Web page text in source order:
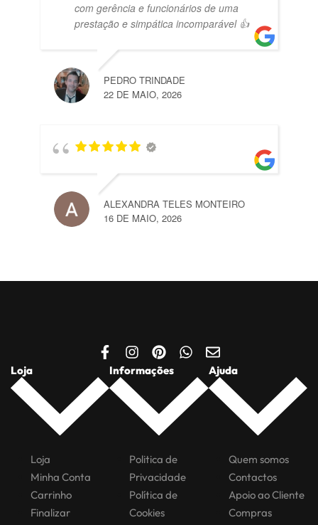
com gerência e funcionários de uma
prestação e simpática incomparável 👍
PEDRO TRINDADE
22 DE MAIO, 2026
ALEXANDRA TELES MONTEIRO
16 DE MAIO, 2026
Loja
Loja
Minha Conta
Carrinho
Finalizar
Informações
Politica de
Privacidade
Política de
Cookies
Ajuda
Quem somos
Contactos
Apoio ao Cliente
Compras